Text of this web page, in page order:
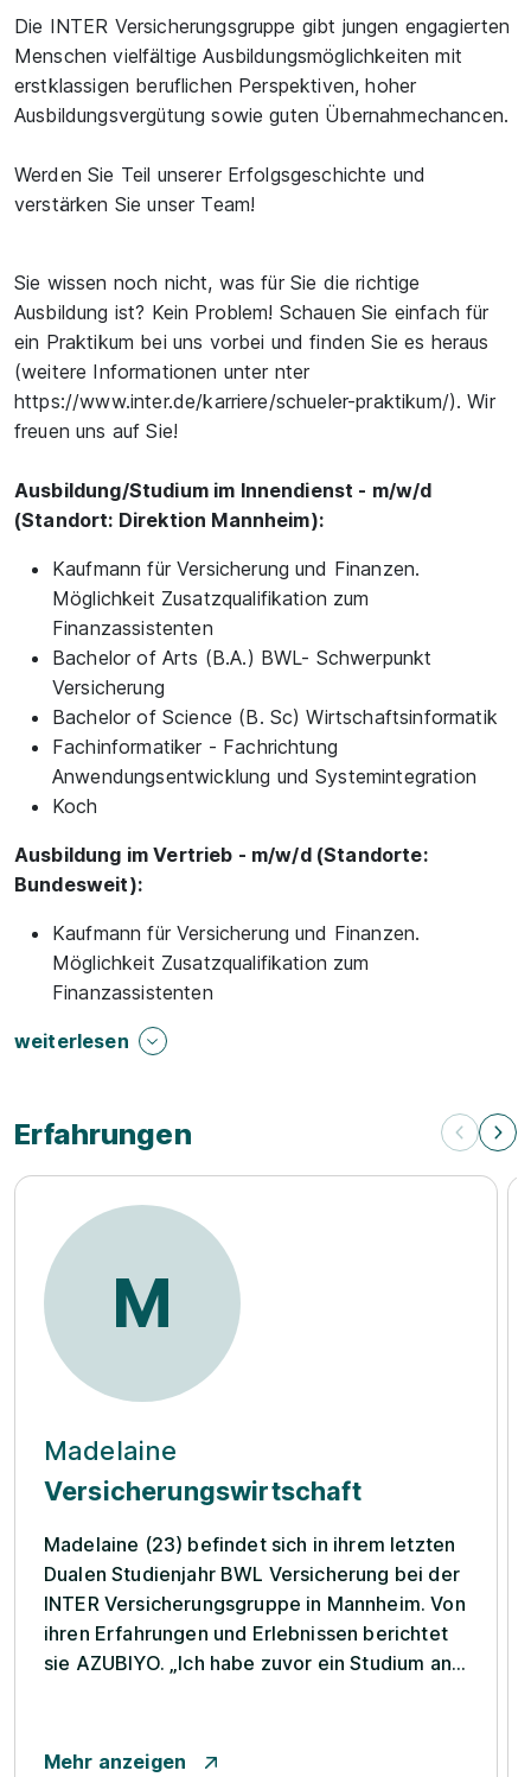
Die INTER Versicherungsgruppe gibt jungen engagierten
Menschen vielfältige Ausbildungsmöglichkeiten mit
erstklassigen beruflichen Perspektiven, hoher
Ausbildungsvergütung sowie guten Übernahmechancen.
Werden Sie Teil unserer Erfolgsgeschichte und
verstärken Sie unser Team!
Sie wissen noch nicht, was für Sie die richtige
Ausbildung ist? Kein Problem! Schauen Sie einfach für
ein Praktikum bei uns vorbei und finden Sie es heraus
(weitere Informationen unter nter
https://www.inter.de/karriere/schueler-praktikum/). Wir
freuen uns auf Sie!
Ausbildung/Studium im Innendienst - m/w/d
(Standort: Direktion Mannheim):
Kaufmann für Versicherung und Finanzen.
Möglichkeit Zusatzqualifikation zum
Finanzassistenten
Bachelor of Arts (B.A.) BWL- Schwerpunkt
Versicherung
Bachelor of Science (B. Sc) Wirtschaftsinformatik
Fachinformatiker - Fachrichtung
Anwendungsentwicklung und Systemintegration
Koch
Ausbildung im Vertrieb - m/w/d (Standorte:
Bundesweit):
Kaufmann für Versicherung und Finanzen.
Möglichkeit Zusatzqualifikation zum
Finanzassistenten
weiterlesen
Erfahrungen
M
Madelaine
Versicherungswirtschaft
Madelaine (23) befindet sich in ihrem letzten
Dualen Studienjahr BWL Versicherung bei der
INTER Versicherungsgruppe in Mannheim. Von
ihren Erfahrungen und Erlebnissen berichtet
sie AZUBIYO. „Ich habe zuvor ein Studium an
meinem Schulabschluss schnell unabhängig
Mehr anzeigen